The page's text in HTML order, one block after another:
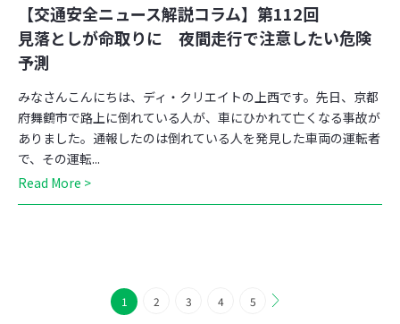
【交通安全ニュース解説コラム】第112回
見落としが命取りに 夜間走行で注意したい危険
予測
みなさんこんにちは、ディ・クリエイトの上西です。先日、京都
府舞鶴市で路上に倒れている人が、車にひかれて亡くなる事故が
ありました。通報したのは倒れている人を発見した車両の運転者
で、その運転...
Read More >
1 2 3 4 5